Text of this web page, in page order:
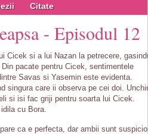
Citate
- Episodul 12
Cicek si a lui Nazan la petrecere,
pacate pentru Cicek, sentimentele
Savas si Yasemin este evidenta.
singura care ii observa pe cei doi.
si isi fac griji pentru soarta lui Cicek.
cu Bora.
ca e perfecta, dar ambii sunt